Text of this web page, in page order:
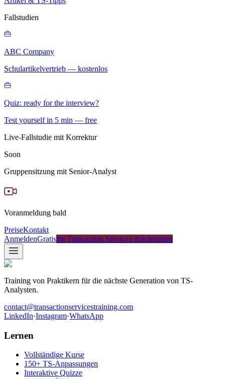
Fallstudien
ABC Company
Schulartikelvertrieb — kostenlos
Quiz: ready for the interview?
Test yourself in 5 min — free
Live-Fallstudie mit Korrektur
Soon
Gruppensitzung mit Senior-Analyst
Voranmeldung bald
PreiseKontakt
AnmeldenGratisIm Transaction Services durchstarten
Training von Praktikern für die nächste Generation von TS-
Analysten.
contact@transactionservicestraining.com
LinkedIn·Instagram·WhatsApp
Lernen
Vollständige Kurse
150+ TS-Anpassungen
Interaktive Quizze